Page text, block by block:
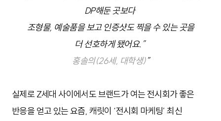
DP해둔 곳보다
조형물, 예술품을 보고 인증샷도 찍을 수 있는 곳을
더선호하게 됐어요.”
홍솔의(26세, 대학생)”
실제로 Z세대 사이에서도 브랜드가 여는 전시회가 좋은
반응을 얻고 있는 요즘, 캐릿이 ‘전시회 마케팅’ 최신